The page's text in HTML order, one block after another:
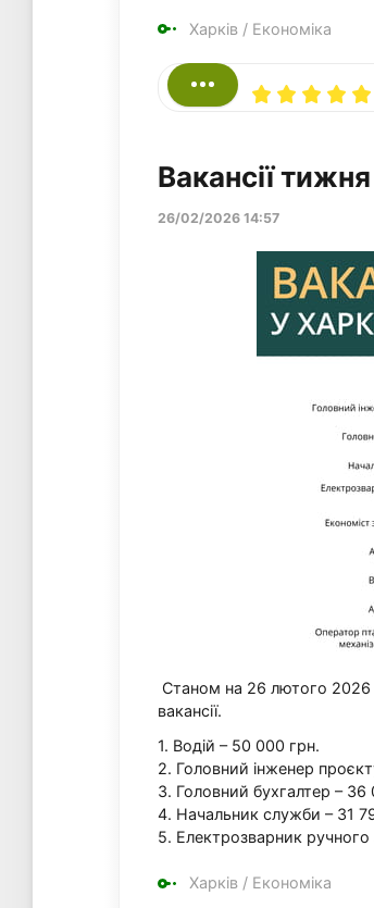
Харків / Економіка
Вакансії
26/02/2026 14:57
Станом на 26 лютого 2026
вакансії.
1. Водій – 50 000 грн.
2. Головний інженер
3. Головний бухгалтер – 36
4. Начальник служби – 31
5. Електрозварник
Харків / Економіка